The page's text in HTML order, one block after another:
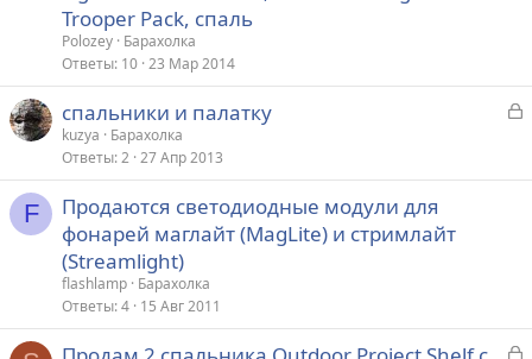
Trooper Pack, спаль
Polozey Барахолка
Ответы 10 23 Мар 2014
З
р
спальники и палатку
kuzya
Барахолка
Ответы 2 27 Апр 2013
F
Продаются светодиодные модули для
фонарей маглайт (MagLite) и стримлайт
(Streamlight)
flashlamp Барахолка
Ответы 4 15 Авг 2011
З